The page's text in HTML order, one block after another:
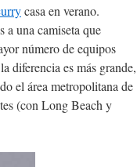
casa en verano.
a una camiseta que
número de equipos
diferencia es más grande,
el área metropolitana de
(con Long Beach y